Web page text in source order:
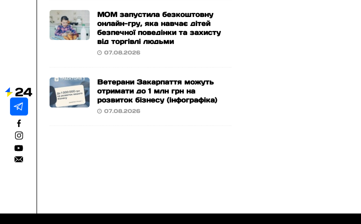
МОМ запустила безкоштовну
онлайн-гру, яка навчає дітей
безпечної поведінки та захисту
від торгівлі людьми
07.08.2026
Ветерани Закарпаття можуть
отримати до 1 млн грн на
розвиток бізнесу (інфографіка)
07.08.2026